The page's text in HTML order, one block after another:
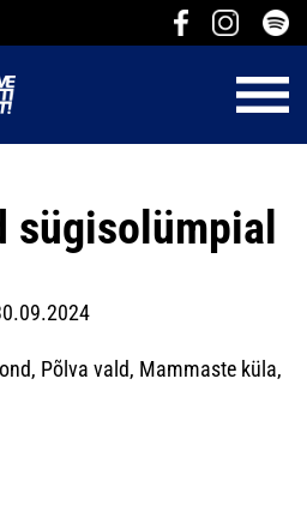
sügisolümpial
Põlva vald, Mammaste küla,